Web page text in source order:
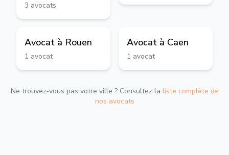
3 avocats
Avocat à Rouen
1 avocat
Avocat à Caen
1 avocat
Ne trouvez-vous pas votre ville ? Consultez la liste complète de
nos avocats